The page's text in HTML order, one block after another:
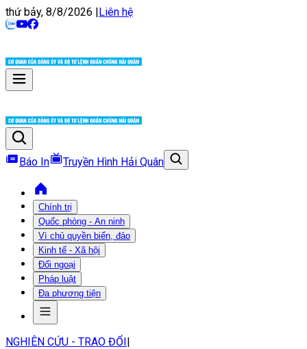
thứ bảy, 8/8/2026 |Liên hệ
Báo In Truyền Hình Hải Quân
Chính trị
Quốc phòng - An ninh
Vì chủ quyền biển, đảo
Kinh tế - Xã hội
Đối ngoại
Pháp luật
Đa phương tiện
NGHIÊN CỨU - TRAO ĐỔI|